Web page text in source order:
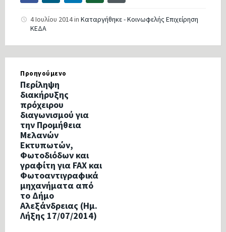
4 Ιουλίου 2014in Καταργήθηκε - Κοινωφελής Επιχείρηση
ΚΕΔΑ
Προηγούμενο
Περίληψη
διακήρυξης
πρόχειρου
διαγωνισμού για
την Προμήθεια
Μελανών
Εκτυπωτών,
Φωτοδιόδων και
γραφίτη για FAX και
Φωτοαντιγραφικά
μηχανήματα από
το Δήμο
Αλεξάνδρειας (Ημ.
Λήξης 17/07/2014)